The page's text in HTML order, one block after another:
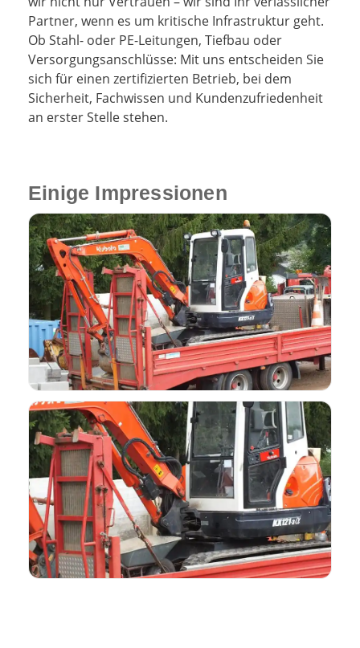
Partner, wenn es um kritische Infrastruktur geht.
Ob Stahl- oder PE-Leitungen, Tiefbau oder
Versorgungsanschlüsse: Mit uns entscheiden Sie
sich für einen zertifizierten Betrieb, bei dem
Sicherheit, Fachwissen und Kundenzufriedenheit
an erster Stelle stehen.
Einige Impressionen